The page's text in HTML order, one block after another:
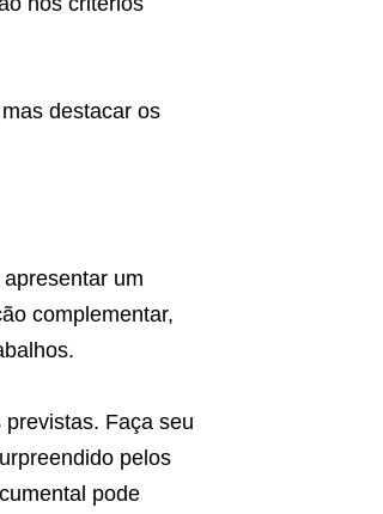
destacar os
um
complementar,
Faça seu
pelos
pode